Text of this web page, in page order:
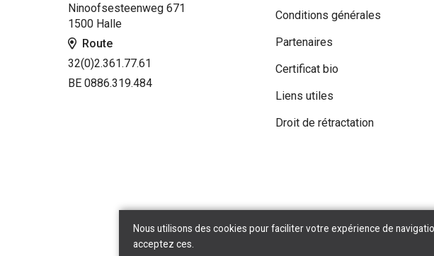
Ninoofsesteenweg 671
1500 Halle
Route
32(0)2.361.77.61
BE 0886.319.484
Conditions générales
Partenaires
Certificat bio
Liens utiles
Droit de rétractation
Nous utilisons des cookies pour faciliter votre expérience de
acceptez ces.